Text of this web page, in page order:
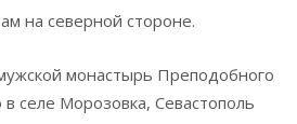
на северной стороне.
монастырь Преподобного
в селе Морозовка, Севастополь